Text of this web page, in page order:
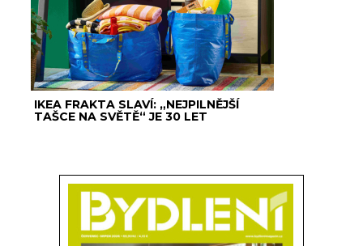
IKEA FRAKTA SLAVÍ: „NEJPILNĚJŠÍ
TAŠCE NA SVĚTĚ“ JE 30 LET